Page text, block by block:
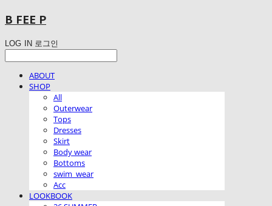
B FEE P
LOG IN 로그인
ABOUT
SHOP
All
Outerwear
Tops
Dresses
Skirt
Body wear
Bottoms
swim_wear
Acc
LOOKBOOK